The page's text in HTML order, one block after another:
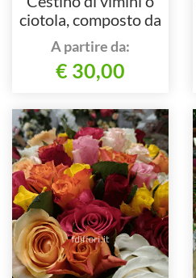
ciotola, composto da
fiori assortiti di
stagione
A partire da:
€ 30,00